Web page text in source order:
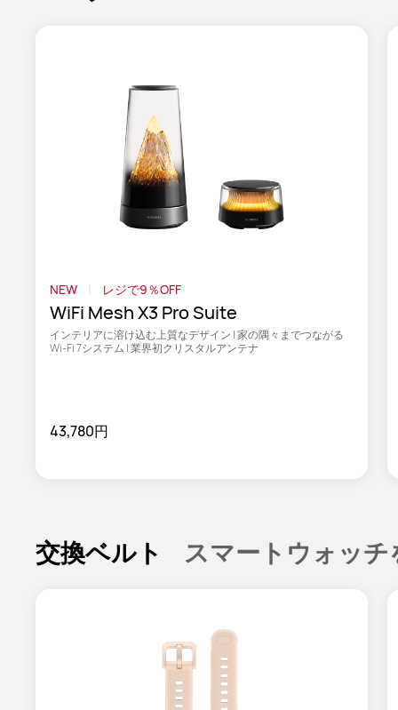
NEW レジで9％OFF
WiFi Mesh X3 Pro Suite
インテリアに溶け込む上質なデザイン | 家の隅々までつながる
Wi-Fi 7システム | 業界初クリスタルアンテナ
43,780円
交換ベルト スマートウォッ